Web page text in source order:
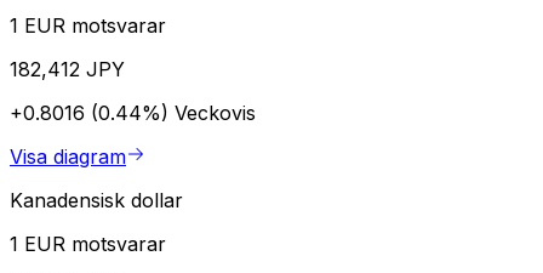
1 EUR motsvarar
182,412 JPY
+0.8016 (0.44%) Veckovis
Visa diagram
Kanadensisk dollar
1 EUR motsvarar